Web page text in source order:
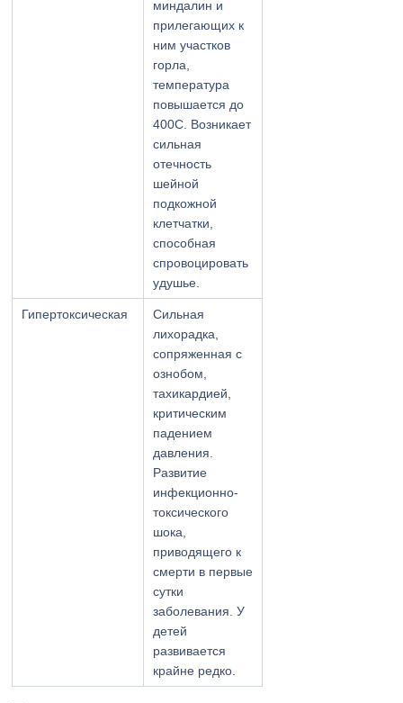
миндалин и
прилегающих к
ним участков
горла,
температура
повышается до
400С. Возникает
сильная
отечность
шейной
подкожной
клетчатки,
способная
спровоцировать
удушье.
Гипертоксическая
Сильная
лихорадка,
сопряженная с
ознобом,
тахикардией,
критическим
падением
давления.
Развитие
инфекционно-
токсического
шока,
приводящего к
смерти в первые
сутки
заболевания. У
детей
развивается
крайне редко.